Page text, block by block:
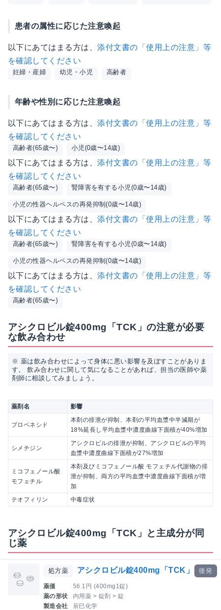
患者の属性に応じた注意喚起
以下にあてはまる方は、添付文書の「使用上の注意」等
を確認してください
妊婦・産婦 幼児・小児 高齢者
年齢や性別に応じた注意喚起
以下にあてはまる方は、添付文書の「使用上の注意」等
を確認してください
高齢者(65歳〜) 小児(0歳〜14歳)
以下にあてはまる方は、添付文書の「使用上の注意」等
を確認してください
高齢者(65歳〜) 腎障害を有する小児(0歳〜14歳)
小児の性器ヘルペスの再発抑制(0歳〜14歳)
以下にあてはまる方は、添付文書の「使用上の注意」等
を確認してください
高齢者(65歳〜) 腎障害を有する小児(0歳〜14歳)
小児の性器ヘルペスの再発抑制(0歳〜14歳)
以下にあてはまる方は、添付文書の「使用上の注意」等
を確認してください
高齢者(65歳〜)
アシクロビル錠400mg「TCK」の注意が必要
な飲み合わせ
※ 薬は飲み合わせによって身体に悪い影響を及ぼすことがありま
す。 飲み合わせに関して気になることがあれば、担当の医師や薬
剤師に相談してみましょう。
薬剤名 影響
プロベネシド
本剤の排泄が抑制、本剤の平均血漿中半減期が
18%延長し平均血漿中濃度曲線下面積が40%増加
シメチジン
アシクロビルの排泄が抑制、アシクロビルの平均
血漿中濃度曲線下面積が27%増加
ミコフェノール酸
モフェチル
本剤及びミコフェノール酸 モフェチル代謝物の排
泄が抑制、両方の平均血漿中濃度曲線下面積が増
加
テオフィリン
中毒症状
アシクロビル錠400mg「TCK」と主成分が同
じ薬
処方薬 アシクロビル錠400mg「TCK」
薬価
56.1円 (400mg1錠)
薬の形状
内用薬 > 錠剤 > 錠
製造会社
辰巳化学
後発